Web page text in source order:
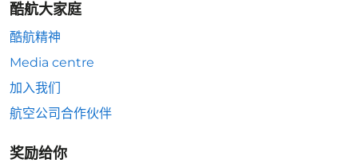
酷航大家庭
酷航精神
Media centre
加入我们
航空公司合作伙伴
奖励给你